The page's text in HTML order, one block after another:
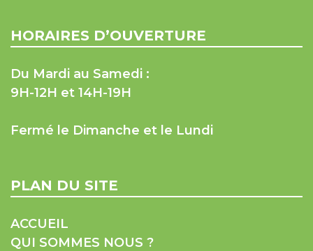
HORAIRES D’OUVERTURE
Du Mardi au Samedi :
9H-12H et 14H-19H
Fermé le Dimanche et le Lundi
PLAN DU SITE
ACCUEIL
QUI SOMMES NOUS ?